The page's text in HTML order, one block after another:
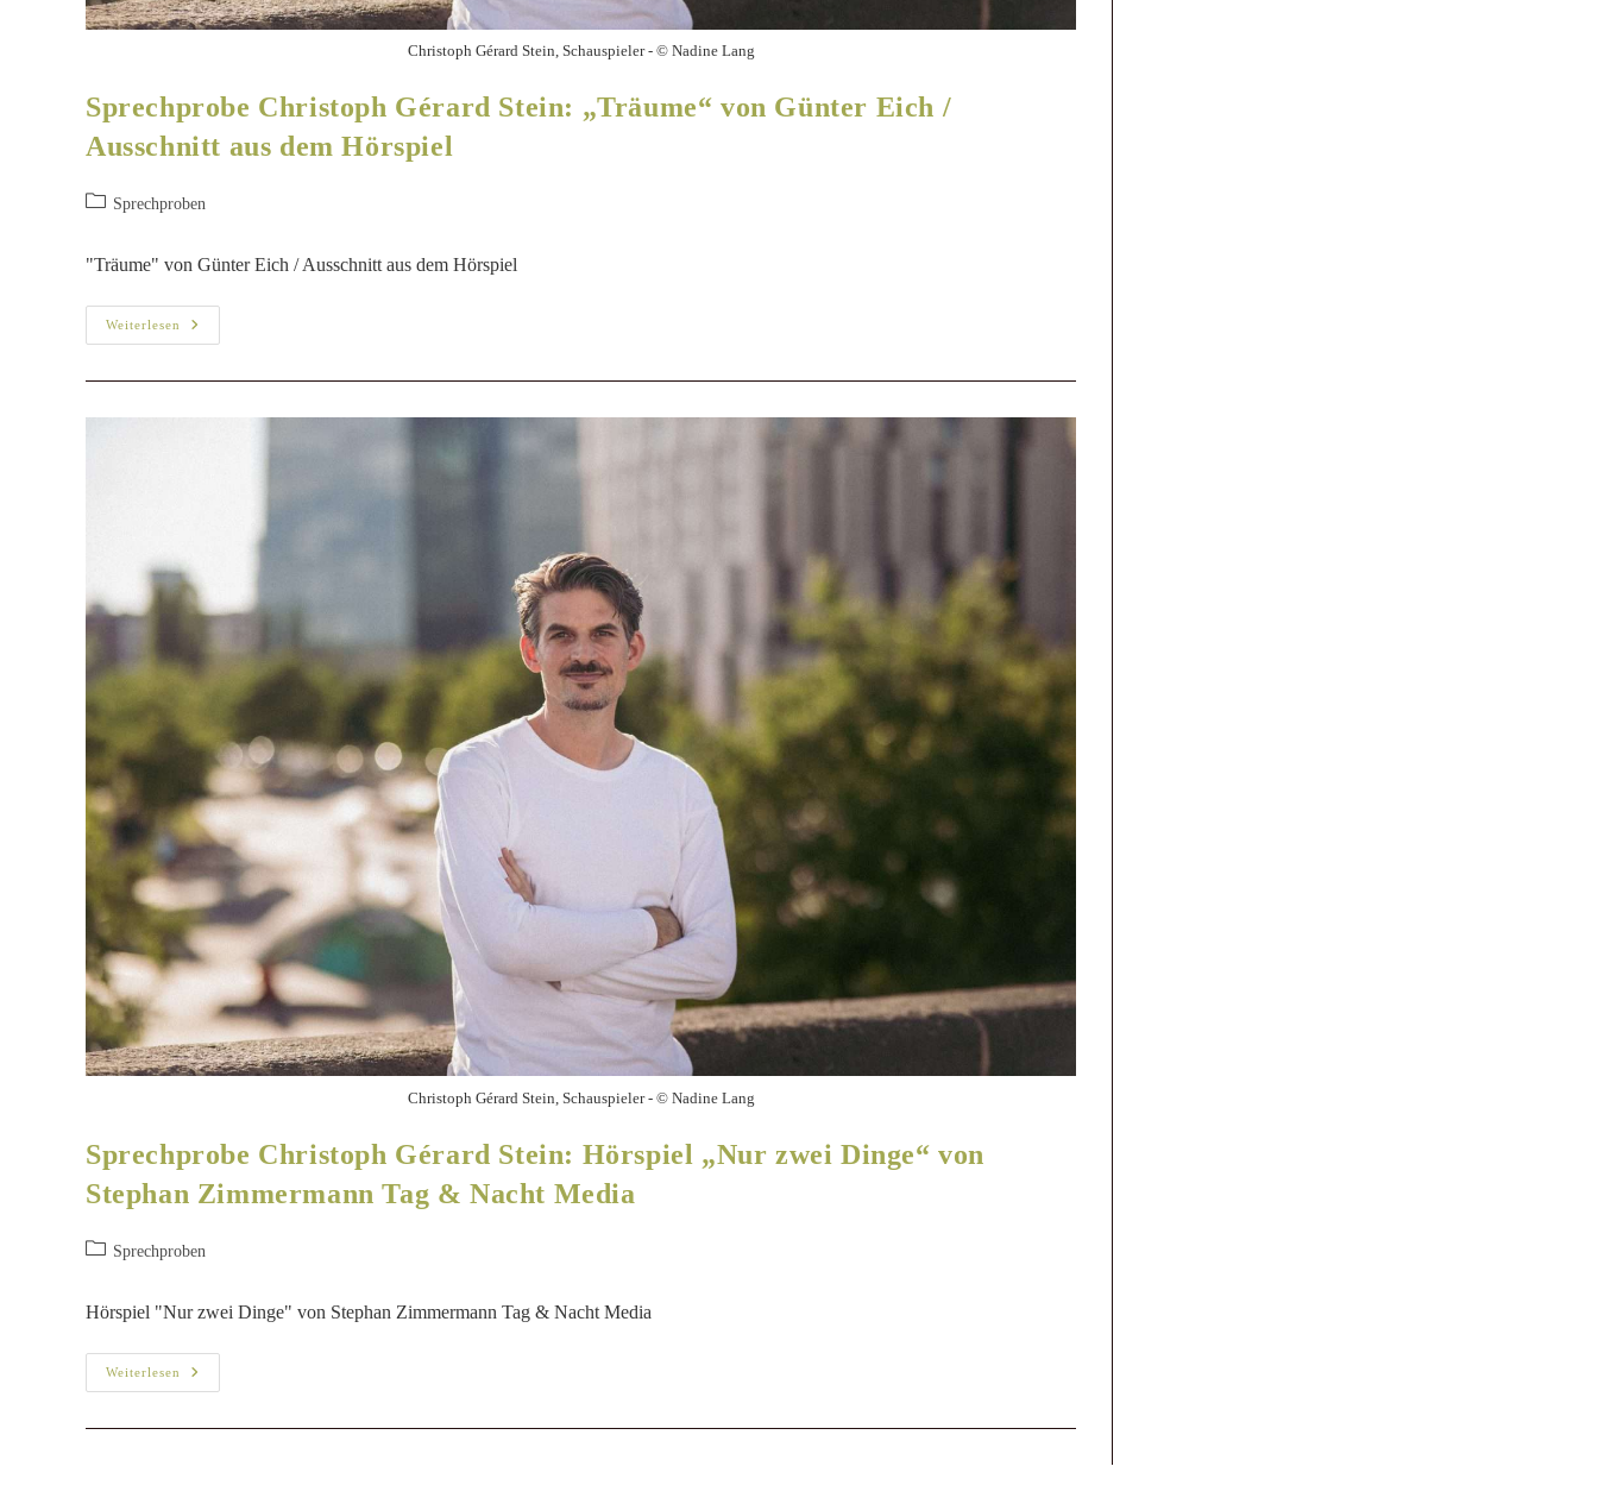
Christoph Gérard Stein, Schauspieler - © Nadine Lang
Sprechprobe Christoph Gérard Stein: „Träume“ von Günter Eich /
Ausschnitt aus dem Hörspiel
Sprechproben
"Träume" von Günter Eich / Ausschnitt aus dem Hörspiel
Weiterlesen
Christoph Gérard Stein, Schauspieler - © Nadine Lang
Sprechprobe Christoph Gérard Stein: Hörspiel „Nur zwei Dinge“ von
Stephan Zimmermann Tag & Nacht Media
Sprechproben
Hörspiel "Nur zwei Dinge" von Stephan Zimmermann Tag & Nacht Media
Weiterlesen